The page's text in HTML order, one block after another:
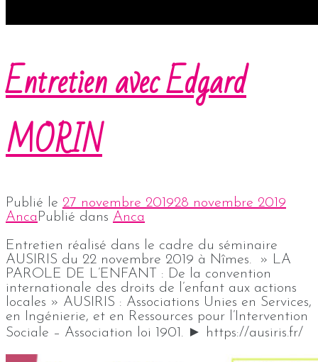
Entretien avec Edgard
MORIN
Publié le 27 novembre 201928 novembre 2019
Anca Publié dans Anca
Entretien réalisé dans le cadre du séminaire
AUSIRIS du 22 novembre 2019 à Nîmes. » LA
PAROLE DE L’ENFANT : De la convention
internationale des droits de l’enfant aux actions
locales » AUSIRIS : Associations Unies en Services,
en Ingénierie, et en Ressources pour l’Intervention
Sociale – Association loi 1901. ► https://ausiris.fr/